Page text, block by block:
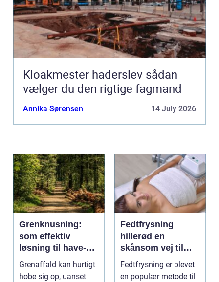
Kloakmester haderslev sådan
vælger du den rigtige fagmand
Annika Sørensen 14 July 2026
Grenknusning:
som effektiv
løsning til have-
og skovaffald
Grenaffald kan hurtigt
hobe sig op, uanset
Fedtfrysning
hillerød en
skånsom vej til
reduktion af lokale
fedtdepoter
Fedtfrysning er blevet
en populær metode til